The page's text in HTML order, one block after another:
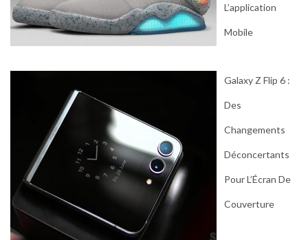
L’application
Mobile
Galaxy Z Flip 6 :
Des
Changements
Déconcertants
Pour L’Écran De
Couverture